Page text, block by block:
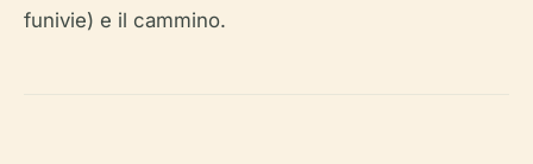
funivie) e il cammino.